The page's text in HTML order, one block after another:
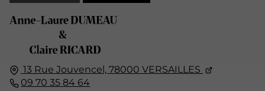
13 Rue Jouvencel,78000 VERSAILLES
09 70 35 84 64